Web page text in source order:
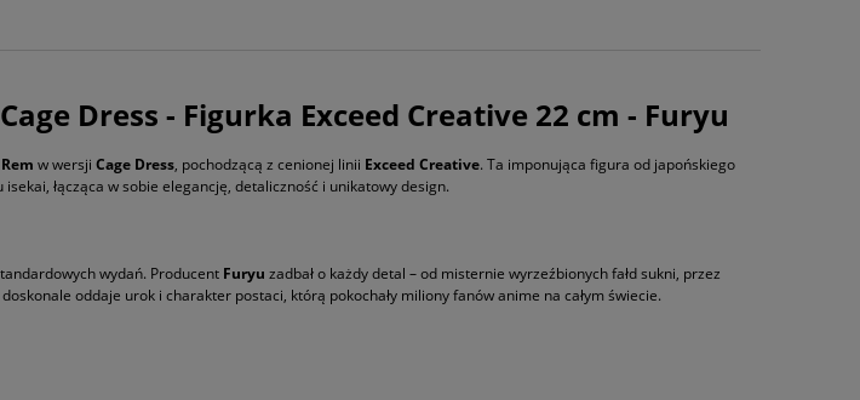
Dress - Figurka Exceed Creative 22 cm - Furyu
Rem w wersji Cage Dress, pochodzącą z cenionej linii Exceed Creative. Ta imponująca figura od japońskiego
łącząca w sobie elegancję, detaliczność i unikatowy design.
wydań. Producent Furyu zadbał o każdy detal – od misternie wyrzeźbionych fałd sukni, przez
oddaje urok i charakter postaci, którą pokochały miliony fanów anime na całym świecie.